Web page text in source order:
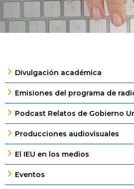
Divulgación académica
Emisiones del programa de
Podcast Relatos de Gobierno
Producciones audiovisuales
El IEU en los medios
Eventos